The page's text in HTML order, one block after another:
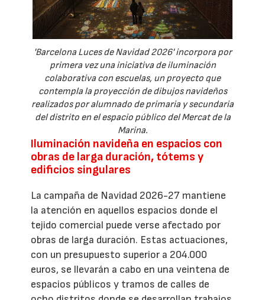
'Barcelona Luces de Navidad 2026' incorpora por
primera vez una iniciativa de iluminación
colaborativa con escuelas, un proyecto que
contempla la proyección de dibujos navideños
realizados por alumnado de primaria y secundaria
del distrito en el espacio público del Mercat de la
Marina.
Iluminación navideña en espacios con
obras de larga duración, tótems y
edificios singulares
La campaña de Navidad 2026-27 mantiene
la atención en aquellos espacios donde el
tejido comercial puede verse afectado por
obras de larga duración. Estas actuaciones,
con un presupuesto superior a 204.000
euros, se llevarán a cabo en una veintena de
espacios públicos y tramos de calles de